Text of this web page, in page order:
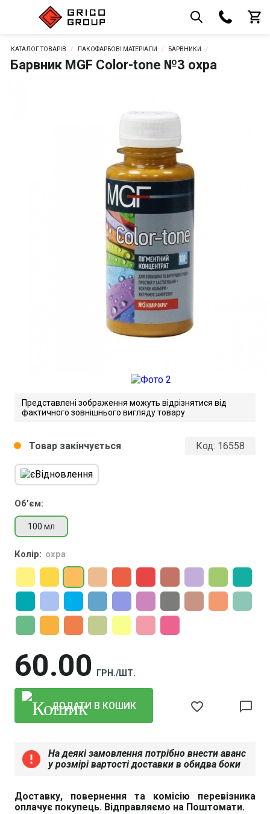
КАТАЛОГ ТОВАРІВ ЛАКОФАРБОВІ МАТЕРІАЛИ БАРВНИКИ
Барвник MGF Color-tone №3 охра
Представлені зображення можуть відрізнятися від
фактичного зовнішнього вигляду товару
Код: 16558
Об'єм:
100 мл
Колір: охра
60 00 ГРН./ШТ.
circle Товар закінчується
ДОДАТИ В КОШИК favorite_border chat_bubble_outline
error
На деякі замовлення потрібно внести аванс
у розмірі вартості доставки в обидва боки
Доставку, повернення та комісію перевізника
оплачує покупець. Відправляємо на Поштомати.